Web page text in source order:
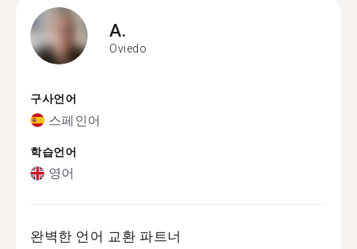
A.
Oviedo
구사언어
스페인어
학습언어
영어
완벽한 언어 교환 파트너